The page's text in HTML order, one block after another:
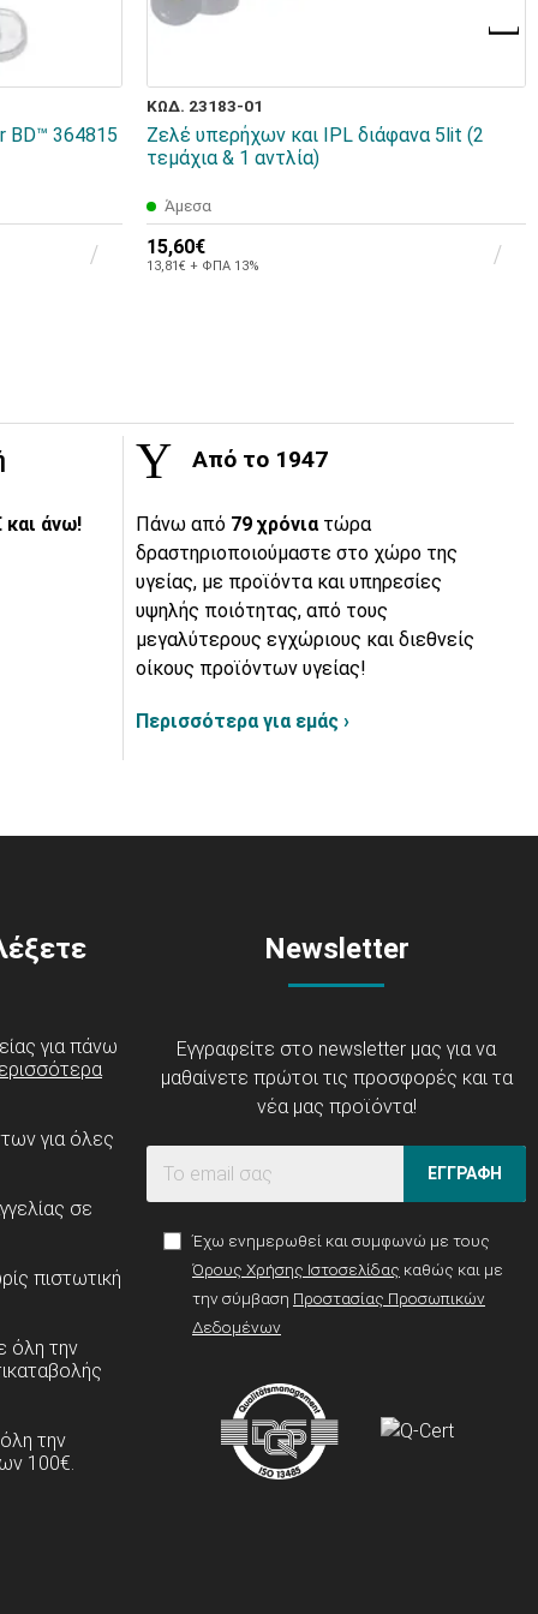
BD™ 364815
ΚΩΔ. 23183-01
Ζελέ υπερήχων και IPL διάφανα 5lit (2
τεμάχια & 1 αντλία)
Άμεσα
15,60€
13,81€ + ΦΠΑ 13%
και άνω!
Από το 1947
Πάνω από 79 χρόνια τώρα
δραστηριοποιούμαστε στο χώρο της
υγείας, με προϊόντα και υπηρεσίες
υψηλής ποιότητας, από τους
μεγαλύτερους εγχώριους και διεθνείς
οίκους προϊόντων υγείας!
Περισσότερα για εμάς ›
για πάνω
για όλες
σε
πιστωτική
όλη την
την
100€.
Newsletter
Εγγραφείτε στο newsletter μας για να
μαθαίνετε πρώτοι τις προσφορές και τα
νέα μας προϊόντα!
ΕΓΓΡΑΦΗ
Έχω ενημερωθεί και συμφωνώ με τους
Όρους Χρήσης Ιστοσελίδας καθώς και με
την σύμβαση Προστασίας Προσωπικών
Δεδομένων